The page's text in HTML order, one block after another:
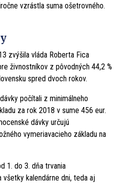
vzrástla suma ošetrovného.
zvýšila vláda Roberta Fica
živnostníkov z pôvodných 44,2 %
spred dvoch rokov.
počítali z minimálneho
za rok 2018 v sume 456 eur.
dávky určujú
vymeriavacieho základu na
1. do 3. dňa trvania
kalendárne dni, teda aj